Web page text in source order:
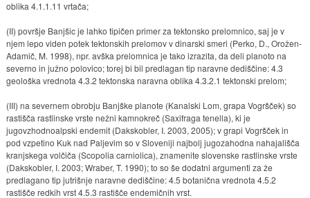
oblika 4.1.1.11 vrtača;
(II) površje Banjšic je lahko tipičen primer za tektonsko prelomnico, saj je v
njem lepo viden potek tektonskih prelomov v dinarski smeri (Perko, D., Orožen-
Adamič, M. 1998), npr. avška prelomnica je tako izrazita, da deli planoto na
severno in južno polovico; torej bi bil predlagan tip naravne dediščine: 4.3
geološka vrednota 4.3.2 tektonska naravna oblika 4.3.2.1 tektonski prelom;
(III) na severnem obrobju Banjške planote (Kanalski Lom, grapa Vogršček) so
rastišča rastlinske vrste nežni kamnokreč (Saxifraga tenella), ki je
jugovzhodnoalpski endemit (Dakskobler, I. 2003, 2005); v grapi Vogršček in
pod vzpetino Kuk nad Paljevim so v Sloveniji najbolj jugozahodna nahajališča
kranjskega volčiča (Scopolia carniolica), znamenite slovenske rastlinske vrste
(Dakskobler, I. 2003; Wraber, T. 1990); to so še dodatni argumenti za že
predlagano tip jutrišnje naravne dediščine: 4.5 botanična vrednota 4.5.2
rastišče redkih vrst 4.5.3 rastišče endemičnih vrst.